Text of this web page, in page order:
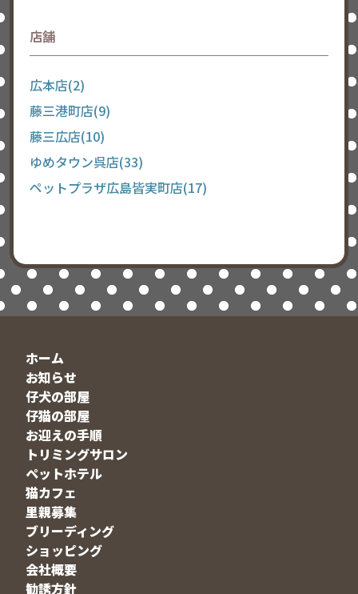
店舗
広本店(2)
藤三港町店(9)
藤三広店(10)
ゆめタウン呉店(33)
ペットプラザ広島皆実町店(17)
ホーム
お知らせ
仔犬の部屋
仔猫の部屋
お迎えの手順
トリミングサロン
ペットホテル
猫カフェ
里親募集
ブリーディング
ショッピング
会社概要
勧誘方針